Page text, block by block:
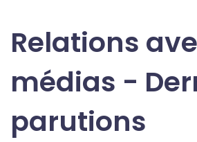
Relations
médias -
parutions